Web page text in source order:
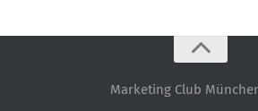
Datenschutz – ganz einfach!
Marketing Club